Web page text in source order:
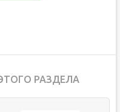
РАЗДЕЛА